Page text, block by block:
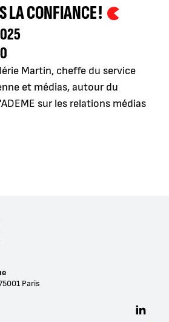
LA CONFIANCE !
Martin, cheffe du service
et médias, autour du
sur les relations médias
Paris